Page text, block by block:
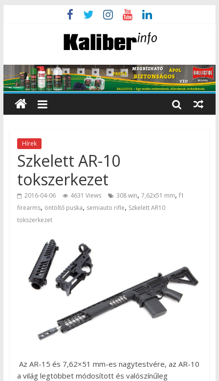
Hírek
Szkelett AR-10
tokszerkezet
2016-04-06 4631 Views 308 win, 7,62x51 mm, f1
firearms, öntöltő puska, semiauto rifle, Szkelett AR10
tokszerkezet
Az AR-15 és 7,62×51 mm-es nagytestvére, az AR-10
a világ legtöbbet módosított és valószínűleg